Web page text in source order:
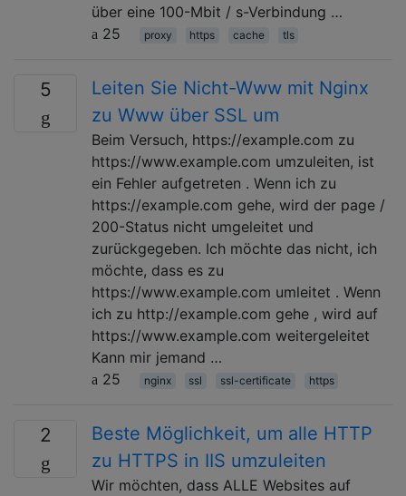
über eine 100-Mbit / s-Verbindung …
25
proxy https cache tls
5
Leiten Sie Nicht-Www mit Nginx
zu Www über SSL um
Beim Versuch, https://example.com zu
https://www.example.com umzuleiten, ist
ein Fehler aufgetreten . Wenn ich zu
https://example.com gehe, wird der page /
200-Status nicht umgeleitet und
zurückgegeben. Ich möchte das nicht, ich
möchte, dass es zu
https://www.example.com umleitet . Wenn
ich zu http://example.com gehe , wird auf
https://www.example.com weitergeleitet
Kann mir jemand …
25
nginx ssl ssl-certificate https
2
Beste Möglichkeit, um alle HTTP
zu HTTPS in IIS umzuleiten
Wir möchten, dass ALLE Websites auf